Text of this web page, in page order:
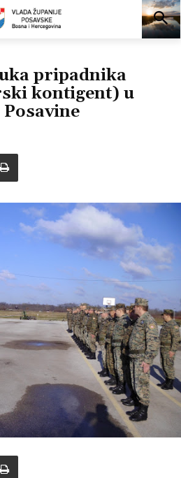
pripadnika
kontigent) u